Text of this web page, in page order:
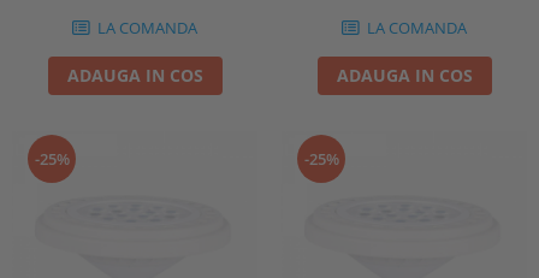
LA COMANDA
ADAUGA IN COS
LA COMANDA
ADAUGA IN COS
-25% -25%